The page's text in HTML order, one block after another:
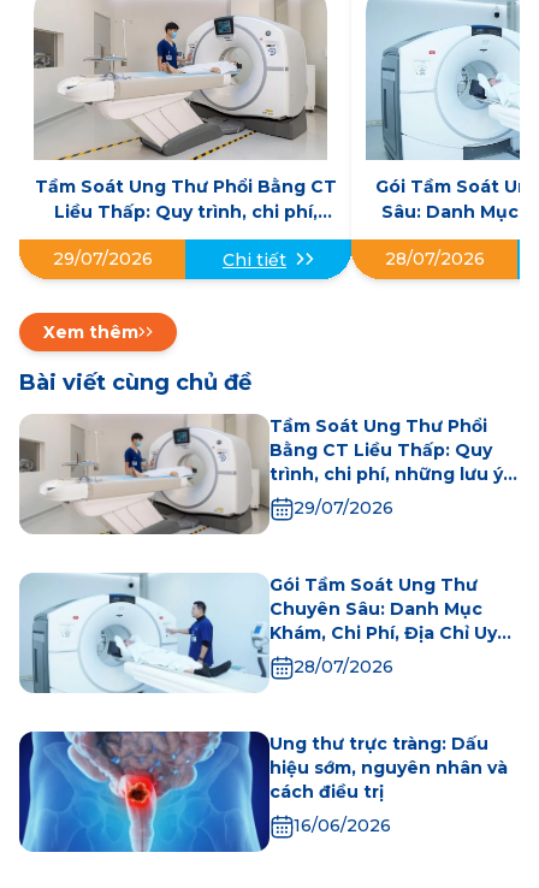
Tầm Soát Ung Thư Phổi Bằng CT
Liều Thấp: Quy trình, chi phí,
những lưu ý khi thực hiện
29/07/2026
Chi tiết
Gói Tầm Soát
Sâu: Danh Mục
Địa Chỉ
28/07/2026
Xem thêm
Bài viết cùng chủ đề
Tầm Soát Ung Thư Phổi
Bằng CT Liều Thấp: Quy
trình, chi phí, những lưu ý
khi thực hiện
29/07/2026
Gói Tầm Soát Ung Thư
Chuyên Sâu: Danh Mục
Khám, Chi Phí, Địa Chỉ Uy
Tín28/07/2026
Ung thư trực tràng: Dấu
hiệu sớm, nguyên nhân và
cách điều trị
16/06/2026